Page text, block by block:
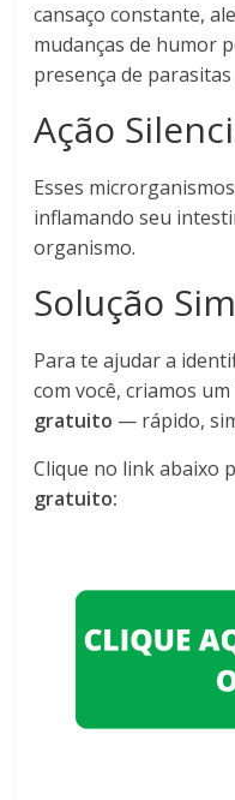
cansaço constante,
mudanças de humor
presença de
Ação
Esses
inflamando seu
organismo.
Solução
Para te ajudar a
com você, criamos um
gratuito — rápido,
Clique no link abaixo
gratuito: